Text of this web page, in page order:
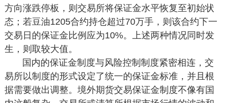
方向涨跌停板，则交易所将保证金水平恢复至初始状
态；若豆油1205合约持仓超过70万手，则该合约下一
交易日的保证金比例应为10%。上述两种情况同时发
生，则取较大值。
国内的保证金制度与风险控制制度紧密相连，交
易所以制度的形式设定了统一的保证金标准，并且根
据需要做出调整。境外期货交易保证金制度不像有国